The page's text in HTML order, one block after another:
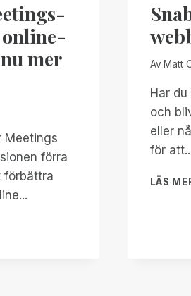
mer
Meetings
förra
förbättra
Av Matt
Har
och
eller
för
LÄS